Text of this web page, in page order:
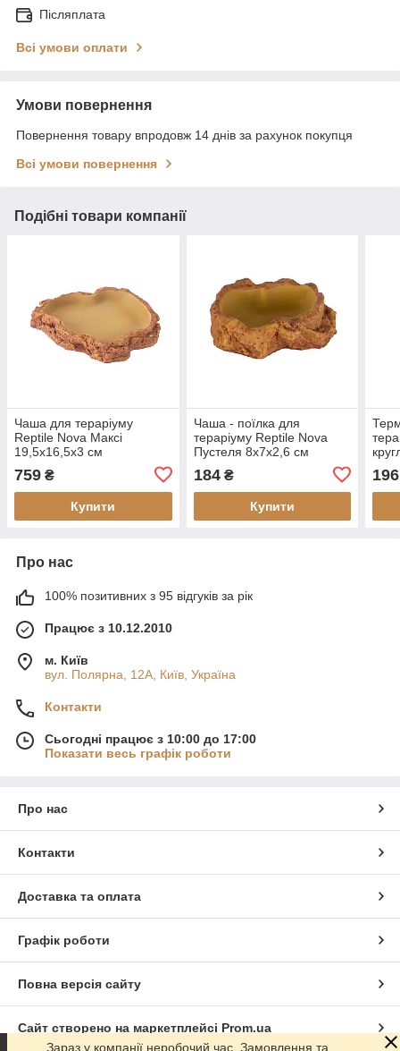
Післяплата
Всі умови оплати
Умови повернення
Повернення товару впродовж 14 днів за рахунок покупця
Всі умови повернення
Подібні товари компанії
Чаша для тераріуму
Reptile Nova Максі
19,5x16,5x3 см
759 ₴
Купити
Чаша - поїлка для
тераріуму Reptile Nova
Пустеля 8x7x2,6 см
184₴
Купити
196
Про нас
100% позитивних з 95 відгуків за рік
Працює з 10.12.2010
м. Київ
вул. Полярна, 12А, Київ, Україна
Контакти
Сьогодні працює з 10:00 до 17:00
Показати весь графік роботи
Про нас
Контакти
Доставка та оплата
Графік роботи
Повна версія сайту
Сайт створено на маркетплейсі Prom.ua
Зараз у компанії неробочий час. Замовлення та